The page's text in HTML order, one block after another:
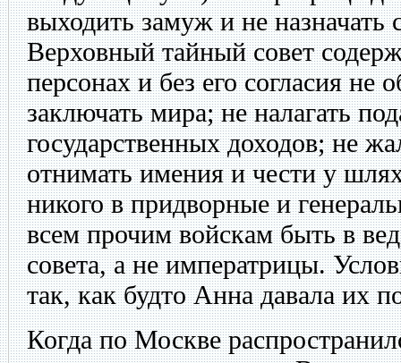
выходить замуж и не назначать
Верховный тайный совет
персонах и без его согласия не
заключать мира; не налагать
государственных доходов; не
отнимать имения и чести у
никого в придворные и
всем прочим войскам быть в
совета, а не императрицы.
так, как будто Анна давала их
Когда по Москве